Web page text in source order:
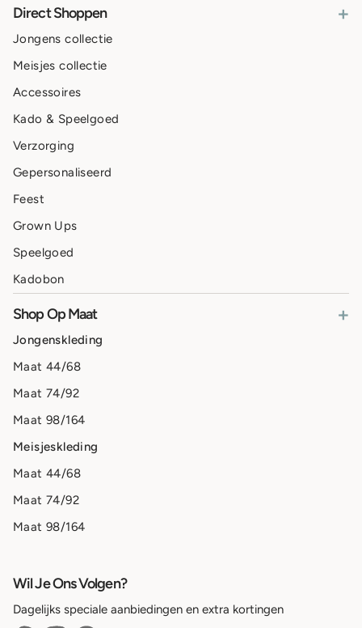
Direct Shoppen +
Jongens collectie
Meisjes collectie
Accessoires
Kado & Speelgoed
Verzorging
Gepersonaliseerd
Feest
Grown Ups
Speelgoed
Kadobon
Shop Op Maat +
Jongenskleding
Maat 44/68
Maat 74/92
Maat 98/164
Meisjeskleding
Maat 44/68
Maat 74/92
Maat 98/164
Wil Je Ons Volgen?
Dagelijks speciale aanbiedingen en extra kortingen